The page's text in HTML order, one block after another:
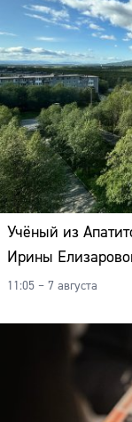
Учёный из
Ирины
11:05 – 7 августа